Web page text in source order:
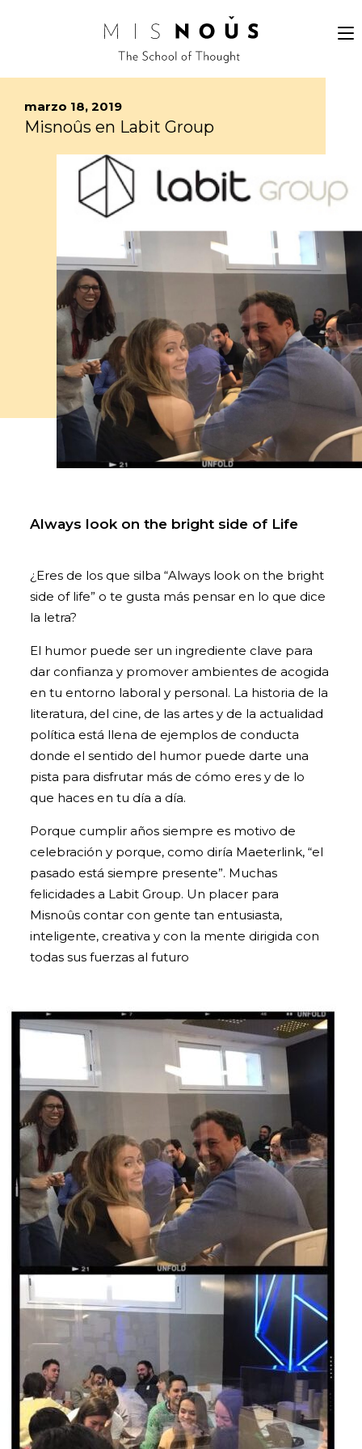
marzo 18, 2019
Misnoûs en Labit Group
Always look on the bright side of Life
¿Eres de los que silba “Always look on the bright
side of life” o te gusta más pensar en lo que dice
la letra?
El humor puede ser un ingrediente clave para
dar confianza y promover ambientes de acogida
en tu entorno laboral y personal. La historia de la
literatura, del cine, de las artes y de la actualidad
política está llena de ejemplos de conducta
donde el sentido del humor puede darte una
pista para disfrutar más de cómo eres y de lo
que haces en tu día a día.
Porque cumplir años siempre es motivo de
celebración y porque, como diría Maeterlink, “el
pasado está siempre presente”. Muchas
felicidades a Labit Group. Un placer para
Misnoûs contar con gente tan entusiasta,
inteligente, creativa y con la mente dirigida con
todas sus fuerzas al futuro